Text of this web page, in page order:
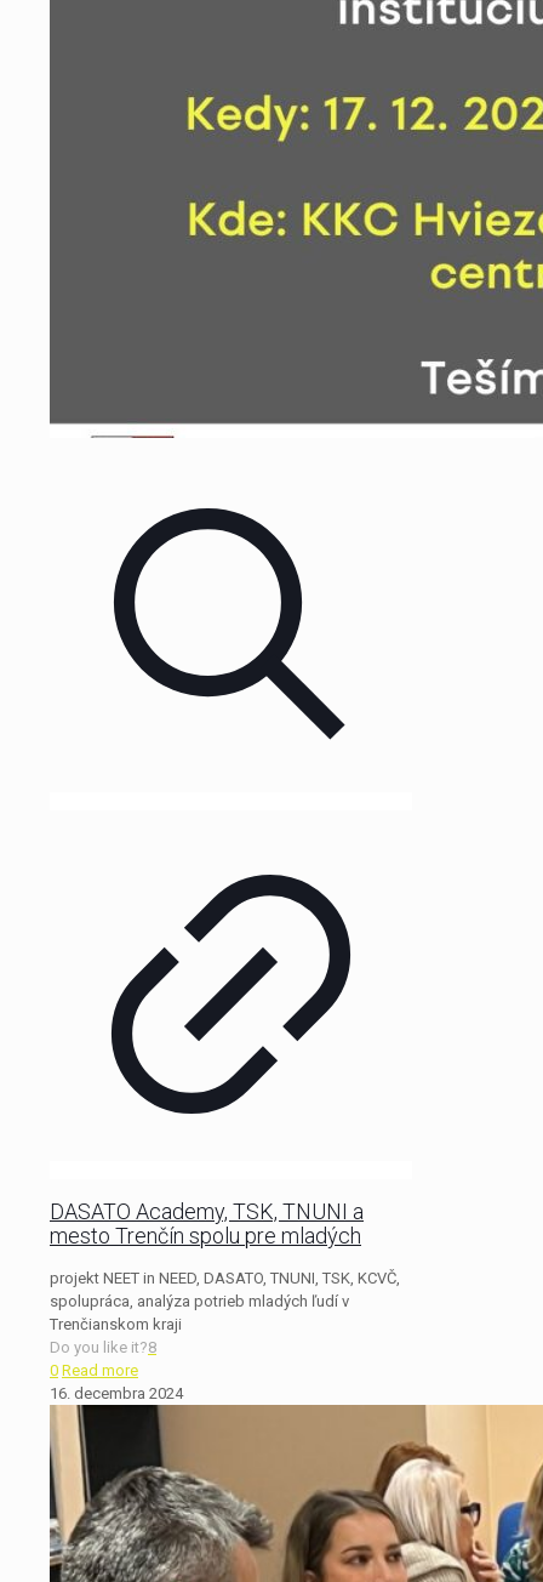
DASATO Academy, TSK, TNUNI a
mesto Trenčín spolu pre mladých
projekt NEET in NEED, DASATO, TNUNI, TSK, KCVČ,
spolupráca, analýza potrieb mladých ľudí v
Trenčianskom kraji
Do you like it?8
0 Read more
16. decembra 2024